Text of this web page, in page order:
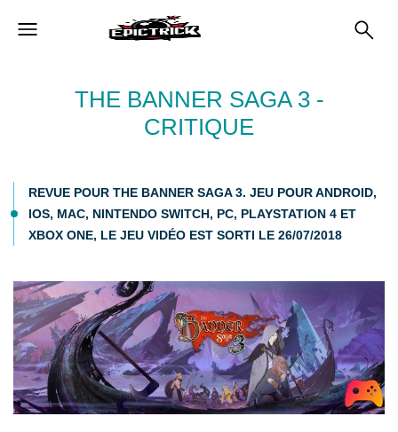
THE BANNER SAGA 3 -
CRITIQUE
REVUE POUR THE BANNER SAGA 3. JEU POUR ANDROID,
IOS, MAC, NINTENDO SWITCH, PC, PLAYSTATION 4 ET
XBOX ONE, LE JEU VIDÉO EST SORTI LE 26/07/2018